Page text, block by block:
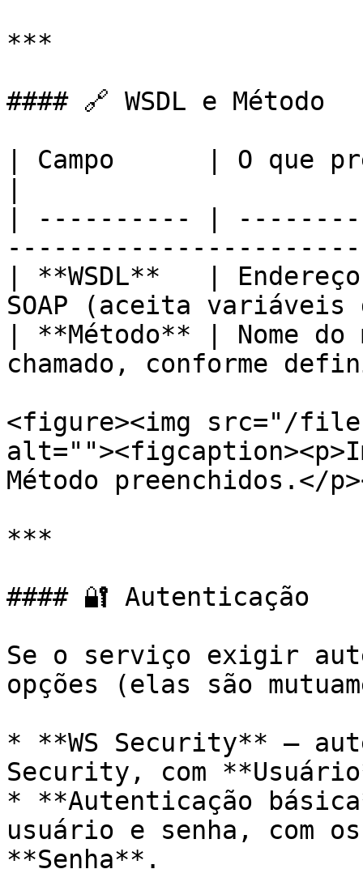
***
#### 🔗 WSDL e Método
| Campo      | O que
| ---------- |
| **WSDL**   |
SOAP (aceita
| **Método** | Nome do
chamado, conforme
<figure><img src="/files/
Método preenchidos.</
***
#### 🔐 Autenticação
Se o serviço exigir
opções (elas são
* **WS Security** —
Security, com
* **Autenticação
usuário e senha, com
**Senha**.